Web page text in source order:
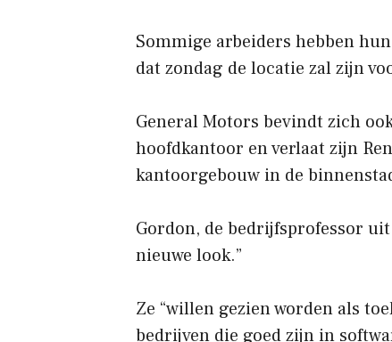
Sommige arbeiders hebben
dat zondag de locatie zal zijn
General Motors bevindt zich
hoofdkantoor en verlaat zijn
kantoorgebouw in de
Gordon, de bedrijfsprofessor
nieuwe look.”
Ze “willen gezien worden als
bedrijven die goed zijn in